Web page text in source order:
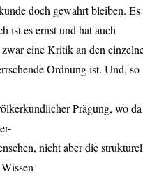
doch gewahrt bleiben. Es
ist es ernst und hat auch
eine Kritik an den
Ordnung ist. Und, so
Prägung, wo da
nicht aber die